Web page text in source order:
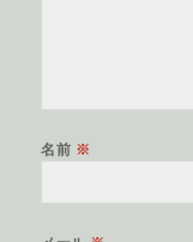
名前 ※